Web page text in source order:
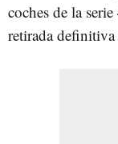
coches de la
retirada